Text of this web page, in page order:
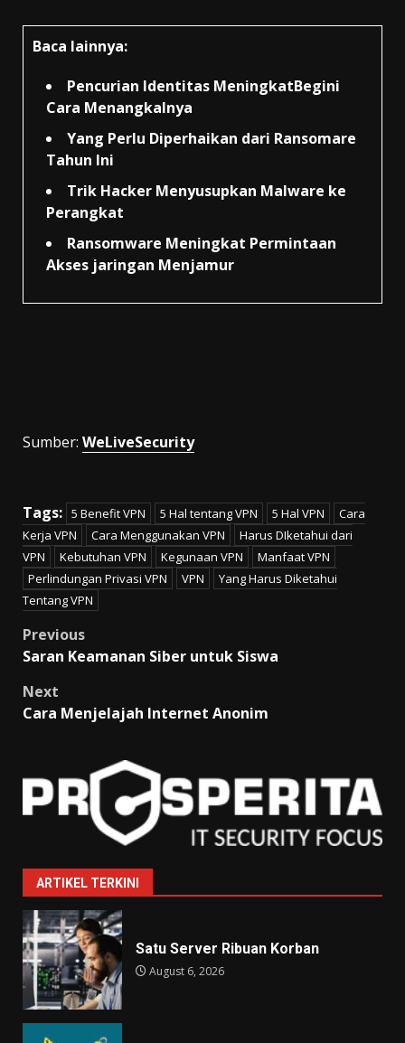
Baca lainnya:
Pencurian Identitas MeningkatBegini
Cara Menangkalnya
Yang Perlu Diperhaikan dari Ransomare
Tahun Ini
Trik Hacker Menyusupkan Malware ke
Perangkat
Ransomware Meningkat Permintaan
Akses jaringan Menjamur
Sumber: WeLiveSecurity
Tags: 5 Benefit VPN 5 Hal tentang VPN 5 Hal VPN
Cara
Kerja VPN
Cara Menggunakan VPN
Harus DIketahui dari
VPN
Kebutuhan VPN Kegunaan VPN
Manfaat VPN
Perlindungan Privasi VPN
VPN
Yang Harus Diketahui
Tentang VPN
Post
Previous
Saran Keamanan Siber untuk Siswa
Next
Cara Menjelajah Internet Anonim
ARTIKEL TERKINI
Satu Server Ribuan Korban
August 6, 2026